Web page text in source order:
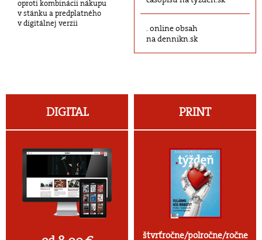
oproti kombinácii nákupu
v stánku a predplatného
v digitálnej verzii
online obsah
na dennikn.sk
DIGITAL PRINT
štvrťročne/polročne/ročne